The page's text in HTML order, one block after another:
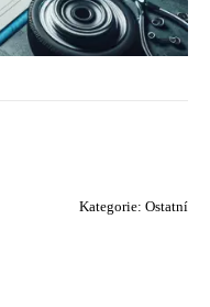
Kategorie: Ostatní